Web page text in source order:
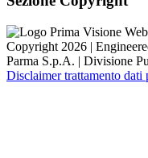
Copyright 2026 |
Parma S.p.A. | Divisione
Disclaimer trattamento dati